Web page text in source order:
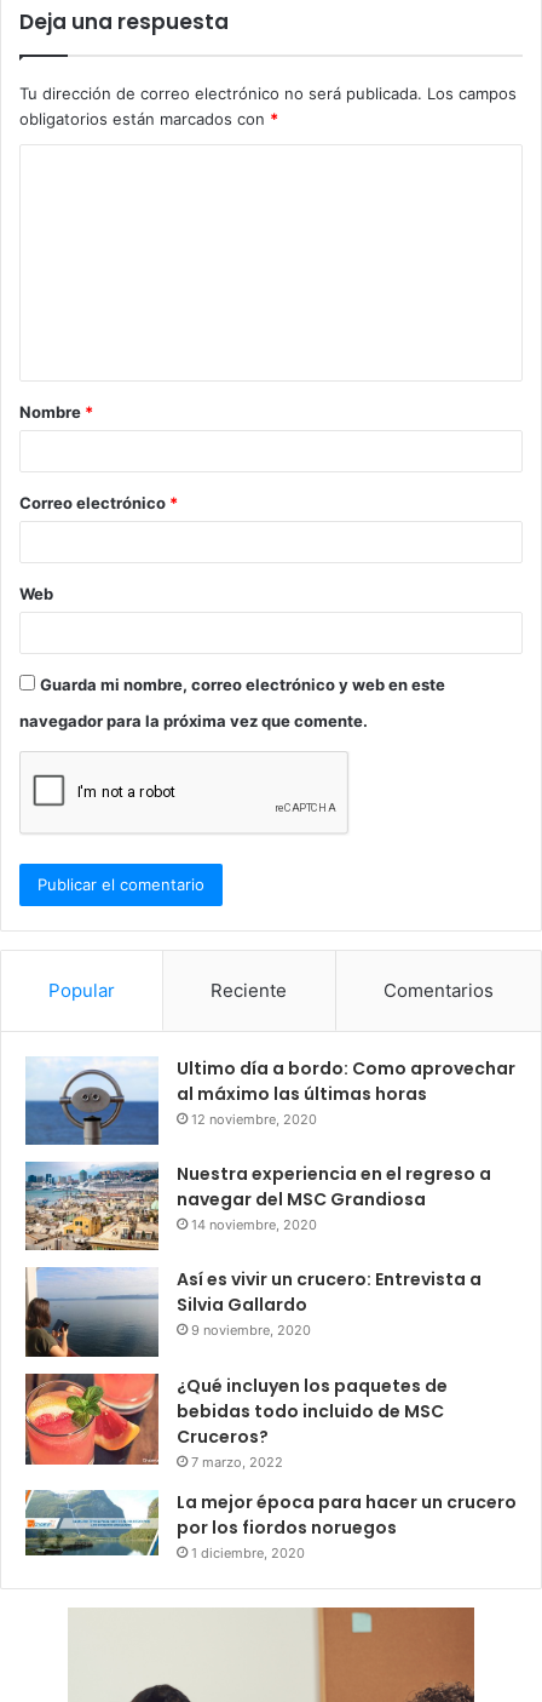
Deja una respuesta
Tu dirección de correo electrónico no será publicada. Los campos
obligatorios están marcados con *
a
r
*
Nombre *
Correo electrónico *
Web
Guarda mi nombre, correo electrónico y web en este
navegador para la próxima vez que comente.
Popular Reciente Comentarios
Ultimo día a bordo: Como aprovechar
al máximo las últimas horas
12 noviembre, 2020
Nuestra experiencia en el regreso a
navegar del MSC Grandiosa
14 noviembre, 2020
Así es vivir un crucero: Entrevista a
Silvia Gallardo
9 noviembre, 2020
¿Qué incluyen los paquetes de
bebidas todo incluido de MSC
Cruceros?
7 marzo, 2022
La mejor época para hacer un crucero
por los fiordos noruegos
1 diciembre, 2020